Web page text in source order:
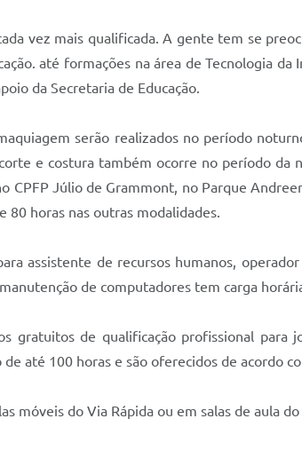
vez mais qualificada. A gente tem se
até formações na área de Tecnologia
da Secretaria de Educação.
serão realizados no período
e costura também ocorre no período
CPFP Júlio de Grammont, no Parque
80 horas nas outras modalidades.
assistente de recursos humanos,
de computadores tem carga
gratuitos de qualificação profissional
de até 100 horas e são oferecidos de
móveis do Via Rápida ou em salas de aula